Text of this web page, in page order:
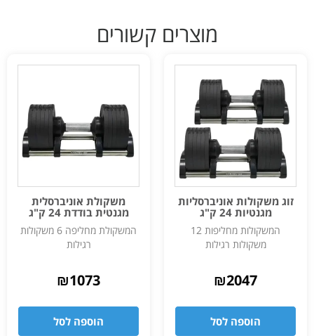
מוצרים קשורים
זוג משקולות אוניברסליות
מגנטיות 24 ק"ג
המשקולות מחליפות 12
משקולות רגילות
₪2047
הוספה לסל
משקולת אוניברסלית
מגנטית בודדת 24 ק"ג
המשקולת מחליפה 6 משקולות
רגילות
₪1073
הוספה לסל